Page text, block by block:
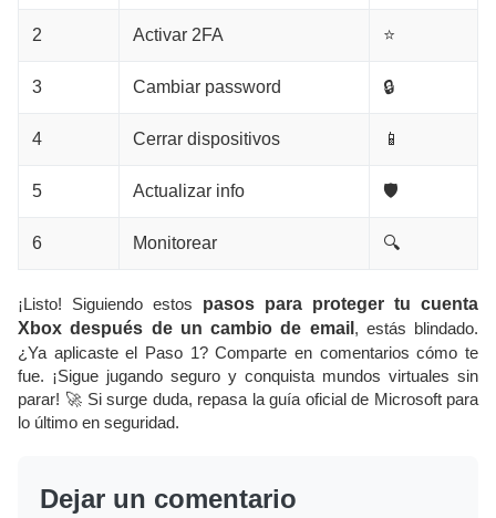
2 Activar 2FA ⭐
3 Cambiar password 🔒
4 Cerrar dispositivos 📱
5 Actualizar info 🛡️
6 Monitorear 🔍
¡Listo! Siguiendo estos pasos para proteger tu cuenta
Xbox después de un cambio de email , estás blindado.
¿Ya aplicaste el Paso 1? Comparte en comentarios cómo te
fue. ¡Sigue jugando seguro y conquista mundos virtuales sin
parar! 🚀 Si surge duda, repasa la guía oficial de Microsoft para
lo último en seguridad.
Dejar un comentario